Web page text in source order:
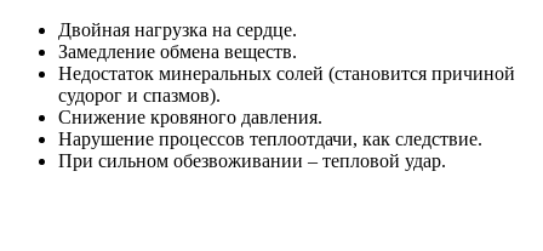
Двойная нагрузка на сердце.
Замедление обмена веществ.
Недостаток минеральных солей (становится причиной
судорог и спазмов).
Снижение кровяного давления.
Нарушение процессов теплоотдачи, как следствие.
При сильном обезвоживании – тепловой удар.